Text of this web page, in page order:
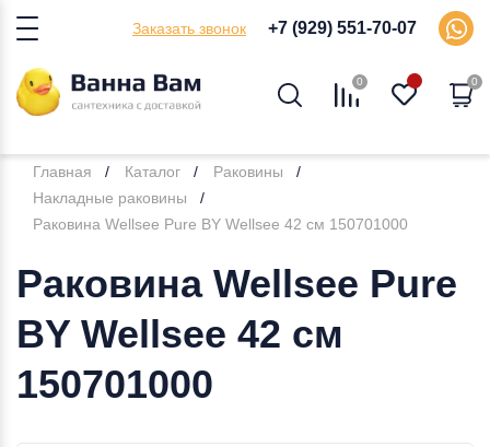
Заказать звонок +7 (929) 551-70-07
0 0
Главная Каталог
Раковины
Накладные раковины
Раковина Wellsee Pure BY Wellsee 42 см 150701000
Раковина Wellsee Pure
BY Wellsee 42 см
150701000